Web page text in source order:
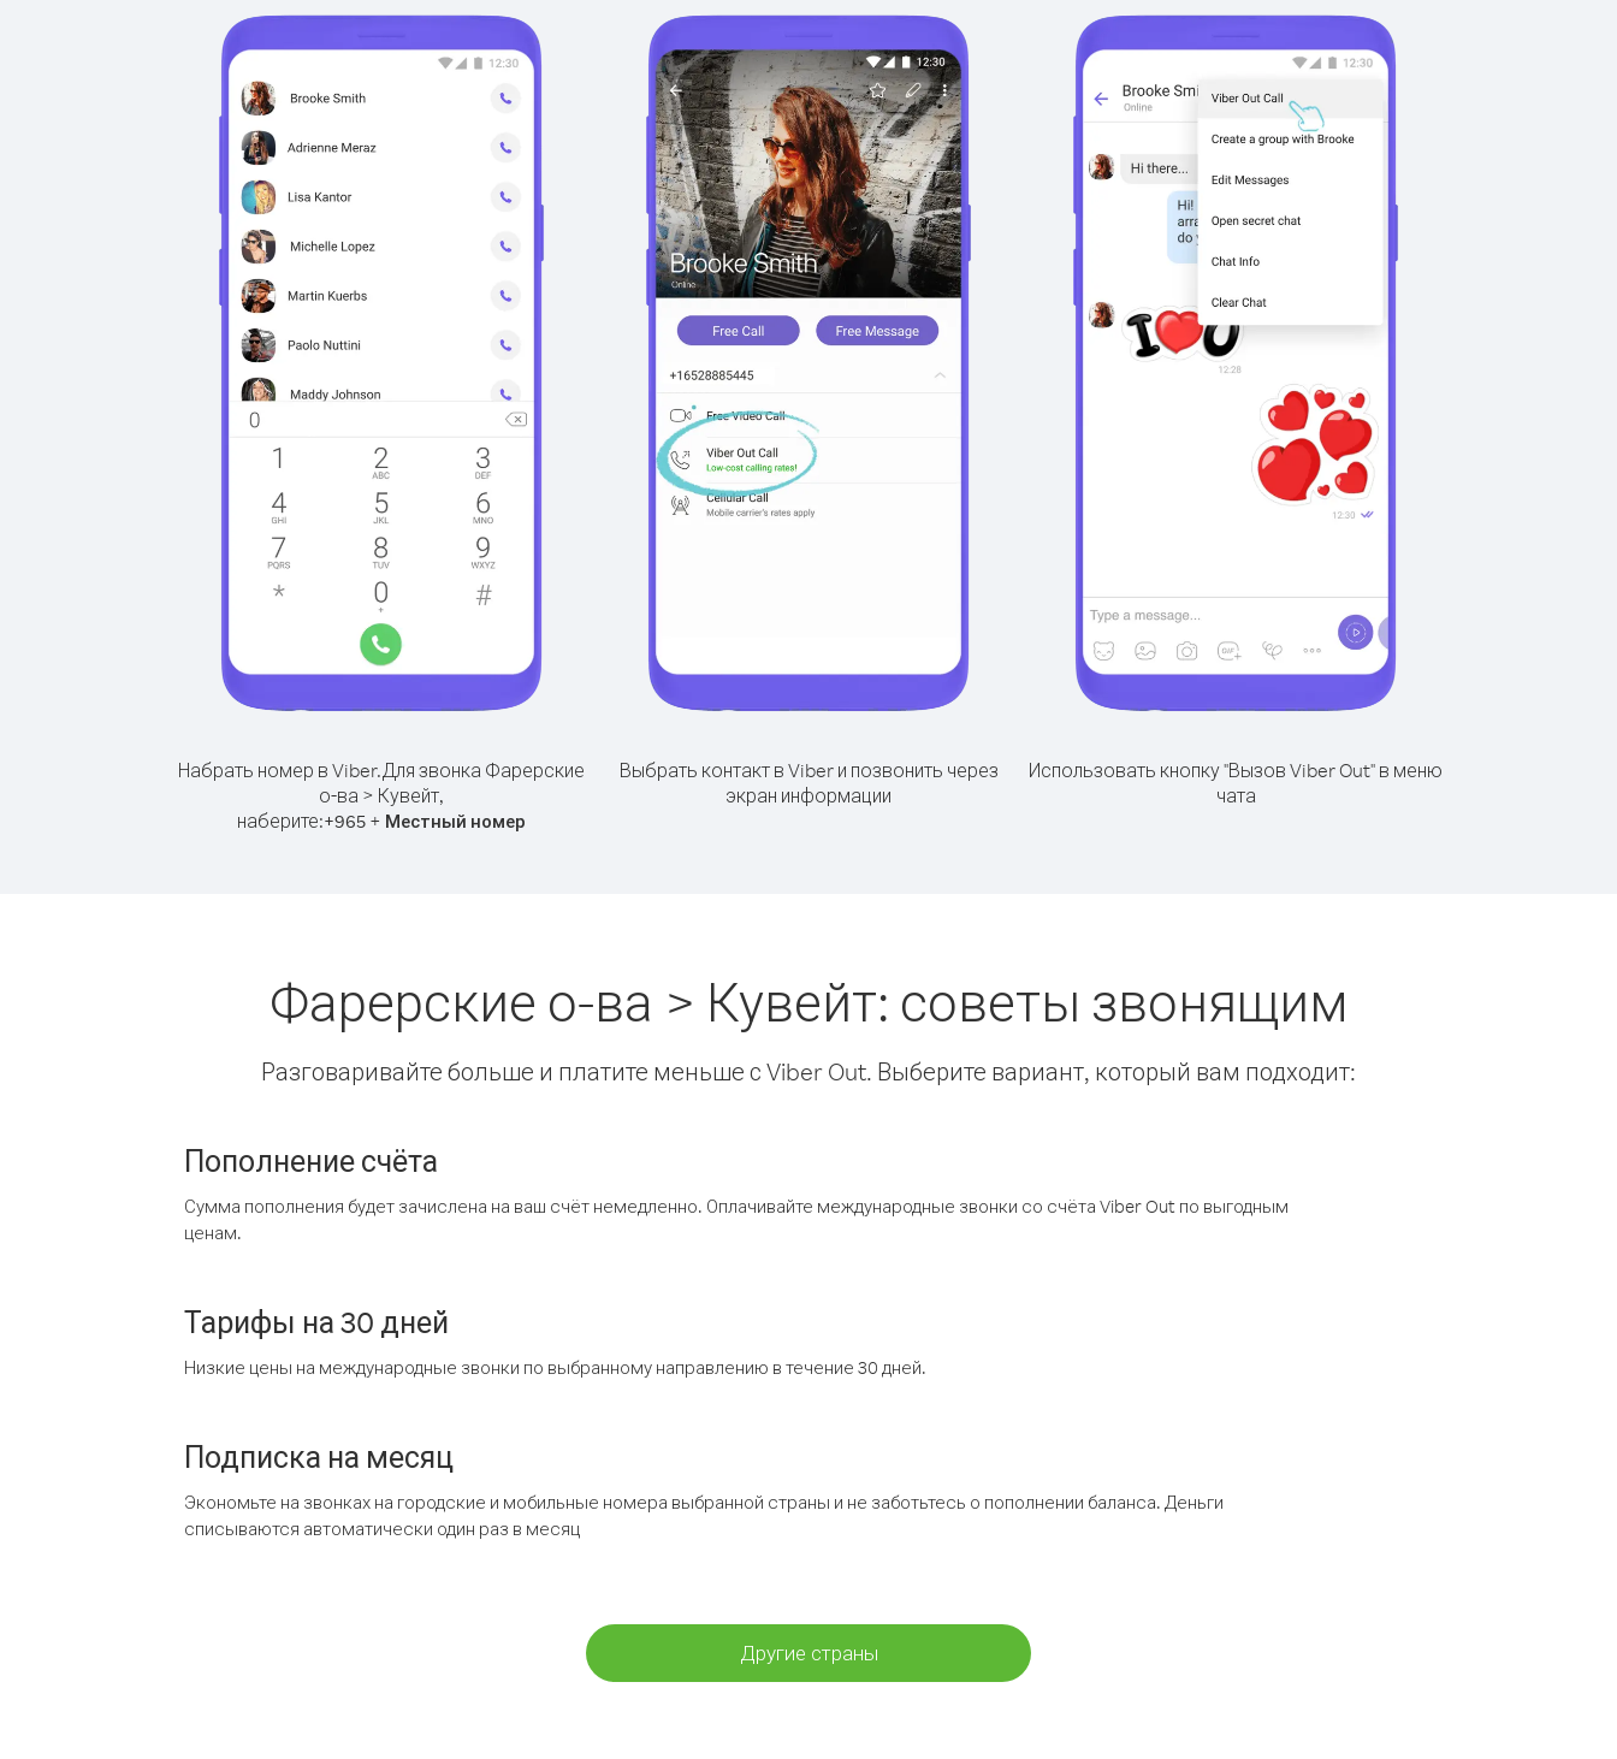
Набрать номер в Viber.Для звонка Фарерские
о-ва > Кувейт,
наберите:+965 + Местный номер
Выбрать контакт в Viber и позвонить через
экран информации
Использовать кнопку "Вызов Viber Out" в меню
чата
Фарерские о-ва > Кувейт: советы звонящим
Разговаривайте больше и платите меньше с Viber Out. Выберите вариант, который вам подходит:
Пополнение счёта
Сумма пополнения будет зачислена на ваш счёт немедленно. Оплачивайте международные звонки со счёта Viber Out по выгодным
ценам.
Тарифы на 30 дней
Низкие цены на международные звонки по выбранному направлению в течение 30 дней.
Подписка на месяц
Экономьте на звонках на городские и мобильные номера выбранной страны и не заботьтесь о пополнении баланса. Деньги
списываются автоматически один раз в месяц
Другие страны